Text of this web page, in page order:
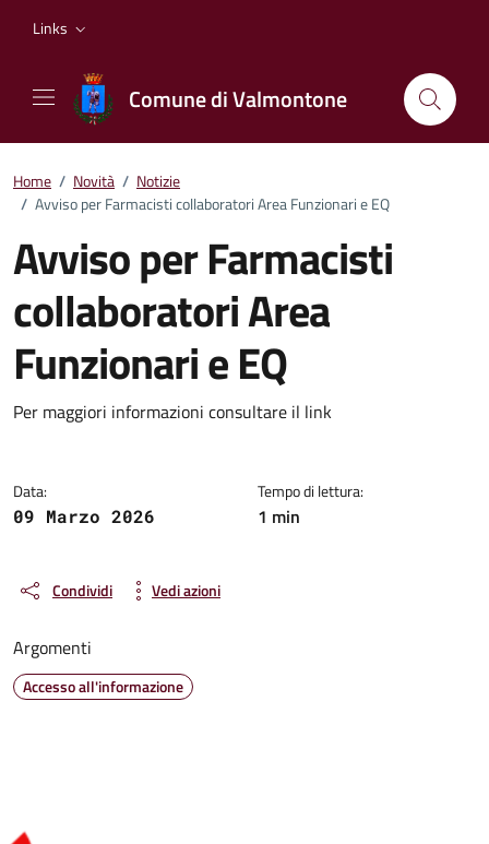
Links
Comune di Valmontone
Home / Novità / Notizie
/ Avviso per Farmacisti collaboratori Area Funzionari e EQ
Avviso per Farmacisti
collaboratori Area
Funzionari e EQ
Dettagli della notizia
Per maggiori informazioni consultare il link
Data:
09 Marzo 2026
Tempo di lettura:
1 min
Condividi Vedi azioni
Argomenti
Accesso all'informazione